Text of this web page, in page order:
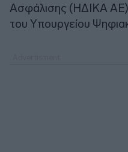
Ασφάλισης (ΗΔΙΚΑ
του Υπουργείου